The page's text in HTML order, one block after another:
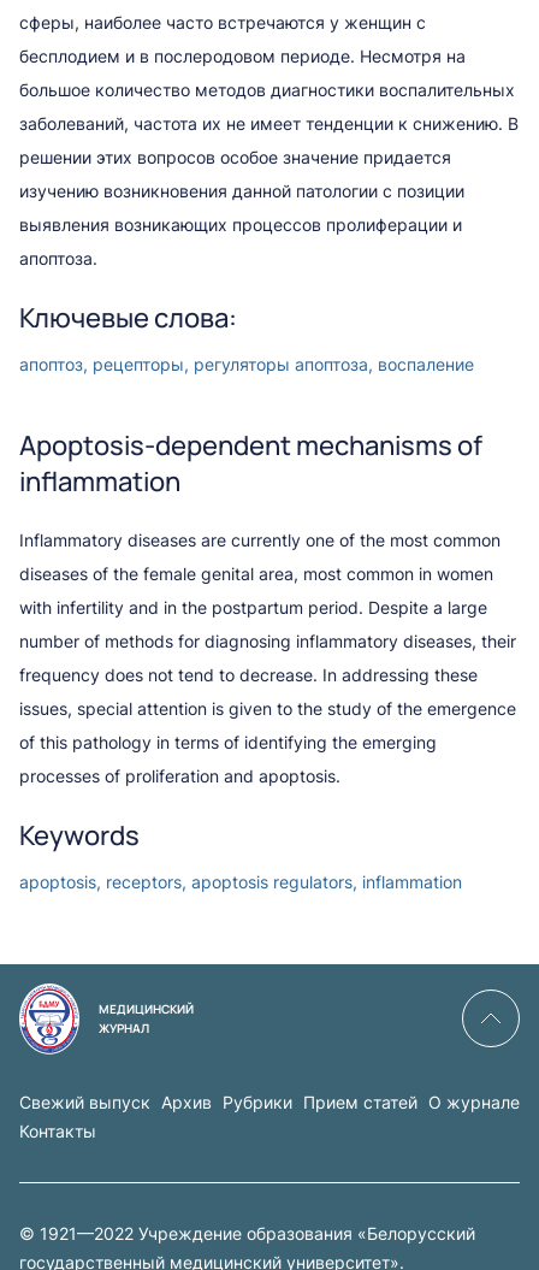
сферы, наиболее часто встречаются у женщин с
бесплодием и в послеродовом периоде. Несмотря на
большое количество методов диагностики воспалительных
заболеваний, частота их не имеет тенденции к снижению. В
решении этих вопросов особое значение придается
изучению возникновения данной патологии с позиции
выявления возникающих процессов пролиферации и
апоптоза.
Ключевые слова:
апоптоз, рецепторы, регуляторы апоптоза, воспаление
Apoptosis-dependent mechanisms of
inflammation
Inflammatory diseases are currently one of the most common
diseases of the female genital area, most common in women
with infertility and in the postpartum period. Despite a large
number of methods for diagnosing inflammatory diseases, their
frequency does not tend to decrease. In addressing these
issues, special attention is given to the study of the emergence
of this pathology in terms of identifying the emerging
processes of proliferation and apoptosis.
Keywords
apoptosis, receptors, apoptosis regulators, inflammation
МЕДИЦИНСКИЙ
ЖУРНАЛ
Свежий выпуск Архив Рубрики Прием статей О журнале
Контакты
© 1921—2022 Учреждение образования «Белорусский
государственный медицинский университет».